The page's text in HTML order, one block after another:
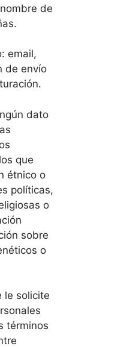
de
email,
de envío
dato
que
étnico o
políticas,
o
sobre
o
le solicite
términos